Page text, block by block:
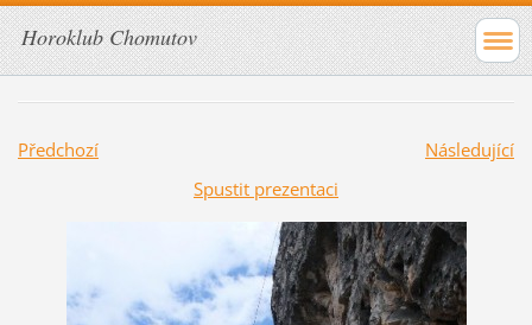
Horoklub Chomutov
Předchozí
Následující
Spustit prezentaci